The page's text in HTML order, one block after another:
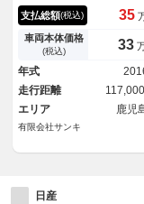
支払総額(税込) 35
車両本体価格
(税込) 33
年式
走行距離
エリア
鹿児
有限会社サンキ
日産